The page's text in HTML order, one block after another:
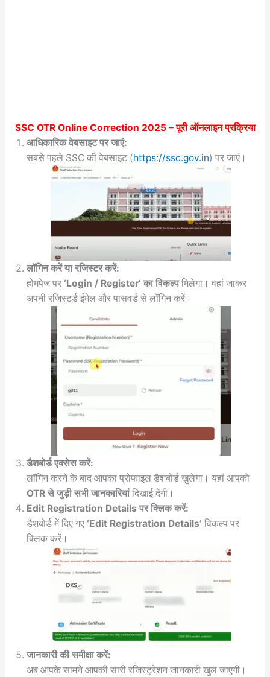
SSC OTR Online Correction 2025– पूरी ऑनलाइन प्रक्रिया
आधिकारिक वेबसाइट पर जाएं:
सबसे पहले SSC की वेबसाइट (https://ssc.gov.in) पर जाएं।
लॉगिन करें या रजिस्टर करें:
होमपेज पर ‘Login / Register’ का विकल्पमिलेगा। वहां जाकर
अपनी रजिस्टर्ड ईमेल और पासवर्ड से लॉगिन करें।
डैशबोर्ड एक्सेस करें:
लॉगिन करने के बाद आपका प्रोफाइल डैशबोर्ड खुलेगा। यहां आपको
OTR से जुड़ी सभी जानकारियांदिखाई देंगी।
Edit Registration Details पर क्लिक करें:
डैशबोर्ड में दिए गए ‘Edit Registration Details’ विकल्प पर
क्लिक करें।
जानकारी की समीक्षा करें:
अब आपके सामने आपकी सारी रजिस्ट्रेशन जानकारी खुल जाएगी।